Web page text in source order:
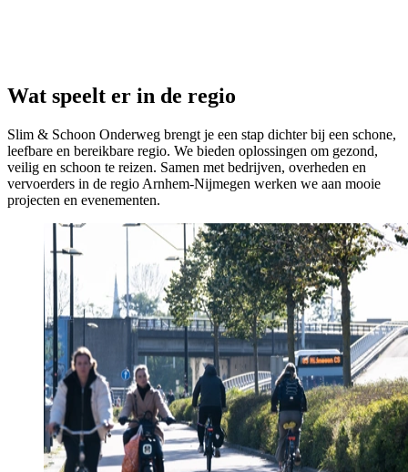
Wat speelt er in de regio
Slim & Schoon Onderweg brengt je een stap dichter bij een schone,
leefbare en bereikbare regio. We bieden oplossingen om gezond,
veilig en schoon te reizen. Samen met bedrijven, overheden en
vervoerders in de regio Arnhem-Nijmegen werken we aan mooie
projecten en evenementen.